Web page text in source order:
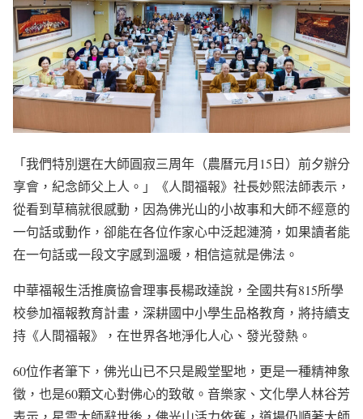
「我們特別選在大師圓寂三周年（農曆元月15日）前夕辦分
享會，紀念師父上人。」《人間福報》社長妙熙法師表示，
從看到草稿就很感動，因為佛光山的小故事和大師不經意的
一句話或動作，卻能在各位作家心中泛起漣漪，如果讀者能
在一句話或一段文字感到溫暖，相信這就是佛法。
中華福報生活推廣協會理事長楊政達說，全國共有815所學
校參加福報教育計畫，深耕國中小學生品格教育，將持續支
持《人間福報》，在世界各地淨化人心、發光發熱。
60位作者筆下，佛光山已不只是殿堂聖地，更是一種精神象
徵，也是60顆文心對佛心的致敬。音樂家、文化學人林谷芳